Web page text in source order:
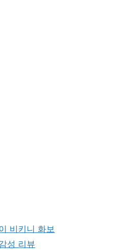
비키니 화보
성 리뷰